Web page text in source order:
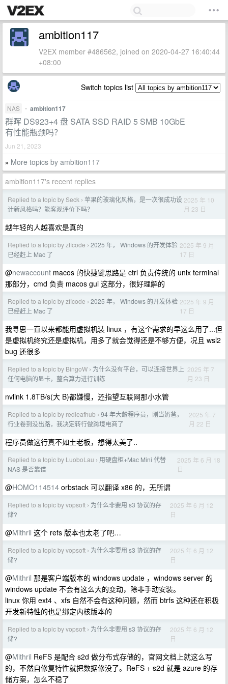
ambition117
V2EX member #486562, joined on 2020-04-27 16:40:44
+08:00
Switch topics list
NAS • ambition117
群晖 DS923+4 盘 SATA SSD RAID 5 SMB 10GbE
有性能瓶颈吗？
Jun 21, 2023
» More topics by ambition117
ambition117's recent replies
Replied to a topic by Seck › 苹果的玻璃化风格，是一次很成功设
计新风格吗？能客观评价下吗？
2025 年 10
月 23 日
越年轻的人越喜欢是真的
Replied to a topic by zficode › 2025 年， Windows 的开发体验
已经赶上 Mac 了
2025 年 9 月
17 日
@newaccount macos 的快捷键思路是 ctrl 负责传统的 unix terminal
那部分，cmd 负责 macos gui 这部分，很好理解的
Replied to a topic by zficode › 2025 年， Windows 的开发体验
已经赶上 Mac 了
2025 年 9 月
17 日
我寻思一直以来都能用虚拟机装 linux ，有这个需求的早这么用了...但
是虚拟机终究还是虚拟机，用多了就会觉得还是不够方便，况且 wsl2
bug 还很多
Replied to a topic by BingoW › 为什么没有平台，可以连接世界上
任何电脑的显卡，整合算力进行训练
2025 年 7
月 23 日
nvlink 1.8TB/s(大 B)都嫌慢，还指望互联网那小水管
Replied to a topic by redleafhub › 94 年大龄程序员，刚当奶爸，
行业卷到没出路，我决定转行做跨境电商了
2025 年 7
月 22 日
程序员做这行真不如土老板，想得太美了..
Replied to a topic by LuoboLau › 用硬盘柜+Mac Mini 代替
NAS 是否靠谱
2025 年 6 月 18
日
@HOMO114514 orbstack 可以翻译 x86 的，无所谓
Replied to a topic by vopsoft › 为什么非要用 s3 协议的存
储?
2025 年 6 月 12
日
@Mithril 这个 refs 版本也太老了吧…
Replied to a topic by vopsoft › 为什么非要用 s3 协议的存
储?
2025 年 6 月 12
日
@Mithril 那是客户端版本的 windows update ，windows server 的
windows update 不会有这么大的变动，除非手动安装。
linux 你用 ext4 、xfs 自然不会有这种问题，然而 btrfs 这种还在积极
开发新特性的也是绑定内核版本的
Replied to a topic by vopsoft › 为什么非要用 s3 协议的存
储?
2025 年 6 月 12
日
@Mithril ReFS 是配合 s2d 做分布式存储的，官网文档上就这么写
的，不然自修复特性就把数据修没了。ReFS + s2d 就是 azure 的存
储方案，怎么不稳了